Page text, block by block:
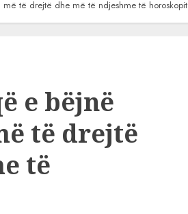
të drejtë dhe më të ndjeshme të horoskopit
e bëjnë
të drejtë
të